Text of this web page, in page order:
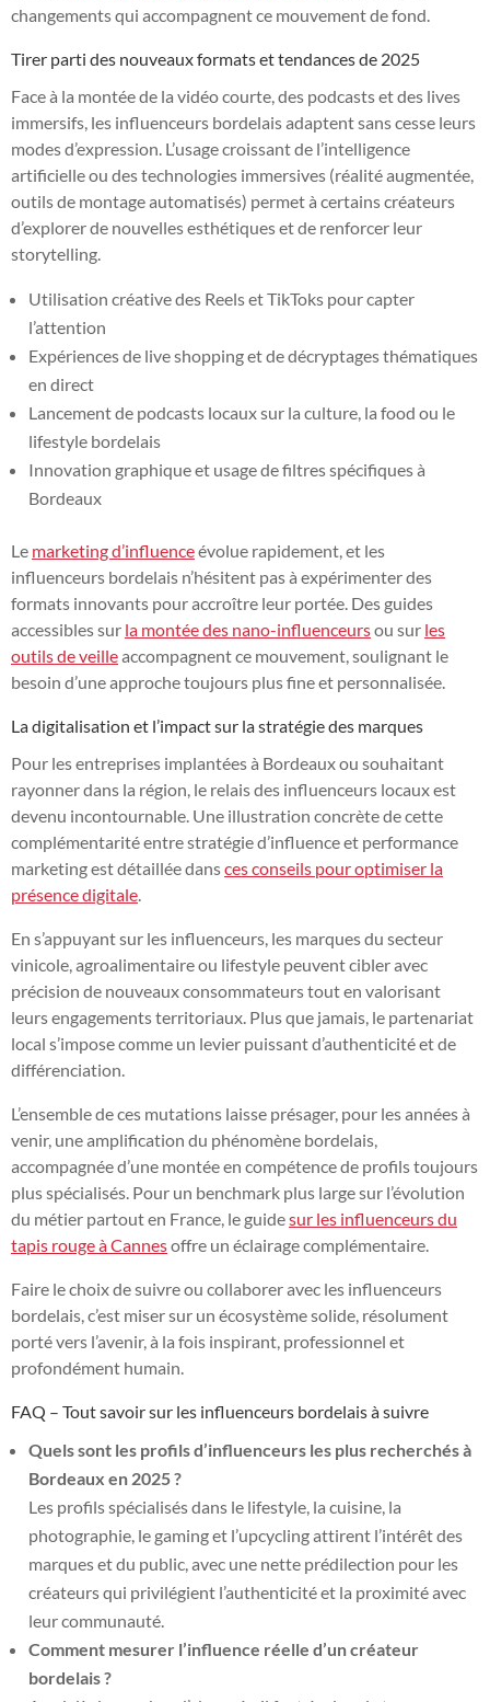
changements qui accompagnent ce mouvement de fond.
Tirer parti des nouveaux formats et tendances de 2025
Face à la montée de la vidéo courte, des podcasts et des lives
immersifs, les influenceurs bordelais adaptent sans cesse leurs
modes d’expression. L’usage croissant de l’intelligence
artificielle ou des technologies immersives (réalité augmentée,
outils de montage automatisés) permet à certains créateurs
d’explorer de nouvelles esthétiques et de renforcer leur
storytelling.
Utilisation créative des Reels et TikToks pour capter
l’attention
Expériences de live shopping et de décryptages thématiques
en direct
Lancement de podcasts locaux sur la culture, la food ou le
lifestyle bordelais
Innovation graphique et usage de filtres spécifiques à
Bordeaux
Le marketing d’influenceévolue rapidement, et les
influenceurs bordelais n’hésitent pas à expérimenter des
formats innovants pour accroître leur portée. Des guides
accessibles sur la montée des nano-influenceursou sur les
outils de veilleaccompagnent ce mouvement, soulignant le
besoin d’une approche toujours plus fine et personnalisée.
La digitalisation et l’impact sur la stratégie des marques
Pour les entreprises implantées à Bordeaux ou souhaitant
rayonner dans la région, le relais des influenceurs locaux est
devenu incontournable. Une illustration concrète de cette
complémentarité entre stratégie d’influence et performance
marketing est détaillée dansces conseils pour optimiser la
présence digitale
En s’appuyant sur les influenceurs, les marques du secteur
vinicole, agroalimentaire ou lifestyle peuvent cibler avec
précision de nouveaux consommateurs tout en valorisant
leurs engagements territoriaux. Plus que jamais, le partenariat
local s’impose comme un levier puissant d’authenticité et de
différenciation.
L’ensemble de ces mutations laisse présager, pour les années à
venir, une amplification du phénomène bordelais,
accompagnée d’une montée en compétence de profils toujours
plus spécialisés. Pour un benchmark plus large sur l’évolution
du métier partout en France, le guidesur les influenceurs du
tapis rouge à Cannesoffre un éclairage complémentaire.
Faire le choix de suivre ou collaborer avec les influenceurs
bordelais, c’est miser sur un écosystème solide, résolument
porté vers l’avenir, à la fois inspirant, professionnel et
profondément humain.
FAQ – Tout savoir sur les influenceurs bordelais à suivre
Quels sont les profils d’influenceurs les plus recherchés à
Bordeaux en 2025 ?
Les profils spécialisés dans le lifestyle, la cuisine, la
photographie, le gaming et l’upcycling attirent l’intérêt des
marques et du public, avec une nette prédilection pour les
créateurs qui privilégient l’authenticité et la proximité avec
leur communauté.
Comment mesurer l’influence réelle d’un créateur
bordelais ?